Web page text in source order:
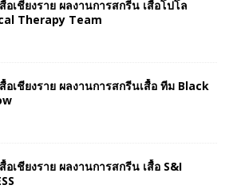
อเชียงราย ผลงานการสกรีน เสื้อโปโล
Therapy Team
อเชียงราย ผลงานการสกรีนเสื้อ ทีม Black
อเชียงราย ผลงานการสกรีน เสื้อ S&I